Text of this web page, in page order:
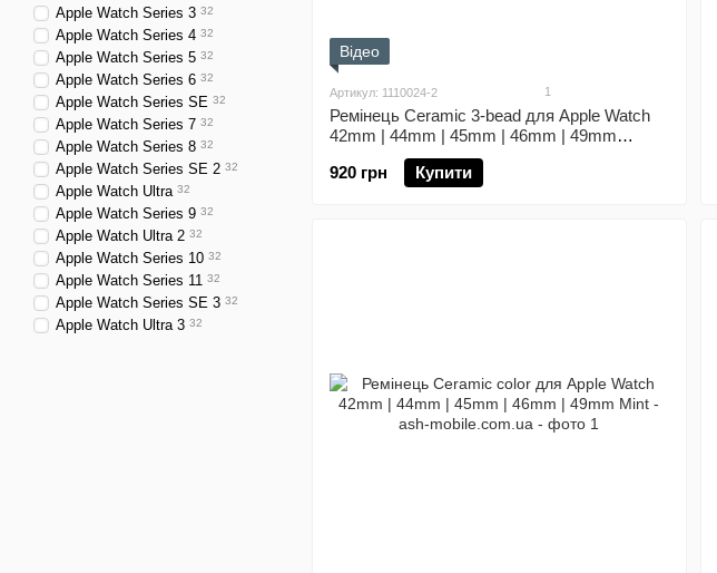
Відео
Артикул: 1110024-2 1
Ремінець Ceramic 3-bead для Apple Watch
42mm | 44mm | 45mm | 46mm | 49mm
920 грн
Купити
Apple Watch Series 3 32
Apple Watch Series 4 32
Apple Watch Series 5 32
Apple Watch Series 6 32
Apple Watch Series SE 32
Apple Watch Series 7 32
Apple Watch Series 8 32
Apple Watch Series SE 2 32
Apple Watch Ultra 32
Apple Watch Series 9 32
Apple Watch Ultra 2 32
Apple Watch Series 10 32
Apple Watch Series 11 32
Apple Watch Series SE 3 32
Apple Watch Ultra 3 32